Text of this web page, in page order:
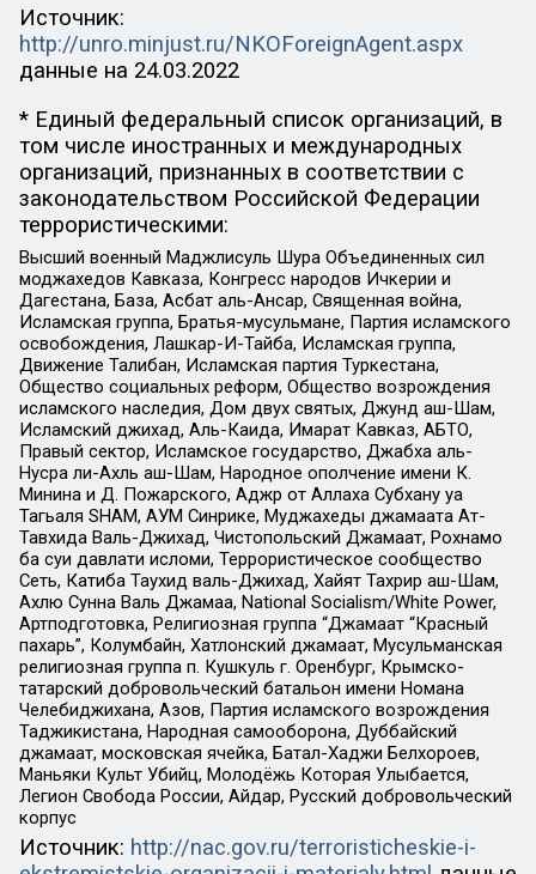
Источник:
http://unro.minjust.ru/NKOForeignAgent.aspx
данные на 24.03.2022
* Единый федеральный список организаций, в
том числе иностранных и международных
организаций, признанных в соответствии с
законодательством Российской Федерации
террористическими:
Высший военный Маджлисуль Шура Объединенных сил
моджахедов Кавказа, Конгресс народов Ичкерии и
Дагестана, База, Асбат аль-Ансар, Священная война,
Исламская группа, Братья-мусульмане, Партия исламского
освобождения, Лашкар-И-Тайба, Исламская группа,
Движение Талибан, Исламская партия Туркестана,
Общество социальных реформ, Общество возрождения
исламского наследия, Дом двух святых, Джунд аш-Шам,
Исламский джихад, Аль-Каида, Имарат Кавказ, АБТО,
Правый сектор, Исламское государство, Джабха аль-
Нусра ли-Ахль аш-Шам, Народное ополчение имени К.
Минина и Д. Пожарского, Аджр от Аллаха Субхану уа
Тагьаля SHAM, АУМ Синрике, Муджахеды джамаата Ат-
Тавхида Валь-Джихад, Чистопольский Джамаат, Рохнамо
ба суи давлати исломи, Террористическое сообщество
Сеть, Катиба Таухид валь-Джихад, Хайят Тахрир аш-Шам,
Ахлю Сунна Валь Джамаа, National Socialism/White Power,
Артподготовка, Религиозная группа “Джамаат “Красный
пахарь”, Колумбайн, Хатлонский джамаат, Мусульманская
религиозная группа п. Кушкуль г. Оренбург, Крымско-
татарский добровольческий батальон имени Номана
Челебиджихана, Азов, Партия исламского возрождения
Таджикистана, Народная самооборона, Дуббайский
джамаат, московская ячейка, Батал-Хаджи Белхороев,
Маньяки Культ Убийц, Молодёжь Которая Улыбается,
Легион Свобода России, Айдар, Русский добровольческий
корпус
Источник: http://nac.gov.ru/terroristicheskie-i-